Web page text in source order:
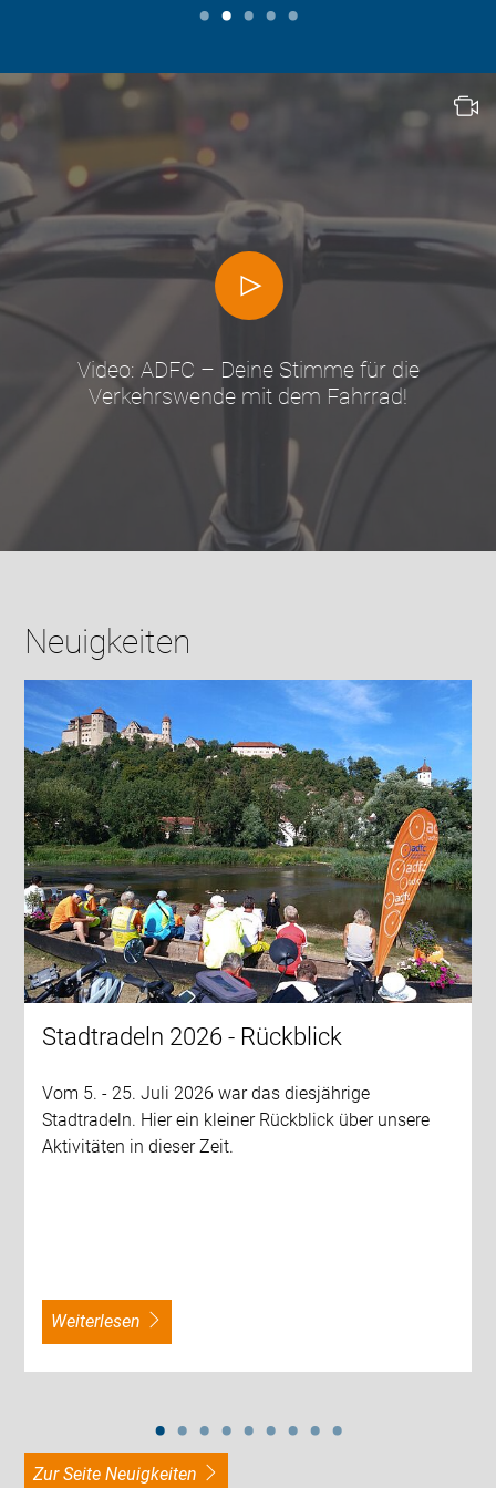
Video: ADFC – Deine Stimme für die
Verkehrswende mit dem Fahrrad!
Neuigkeiten
Stadtradeln 2026 - Rückblick
Vom 5. - 25. Juli 2026 war das diesjährige
Stadtradeln. Hier ein kleiner Rückblick über unsere
Aktivitäten in dieser Zeit.
weiterlesen
zur Seite Neuigkeiten